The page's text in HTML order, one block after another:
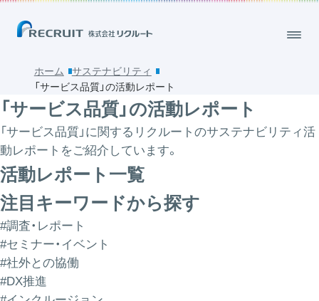
ホーム
サステナビリティ
「サービス品質」の活動レポート
「サービス品質」の活動レポート
「サービス品質」に関するリクルートのサステナビリティ活
動レポートをご紹介しています。
活動レポート一覧
注目キーワードから探す
#調査・レポート
#セミナー・イベント
#社外との協働
#DX推進